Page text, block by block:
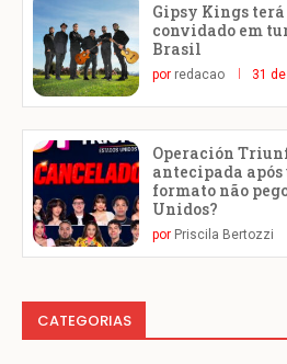
Gipsy Kings
convidado em
Brasil
por redacao 31
Operación
antecipada após
formato não
Unidos?
por Priscila Bertozzi
CATEGORIAS